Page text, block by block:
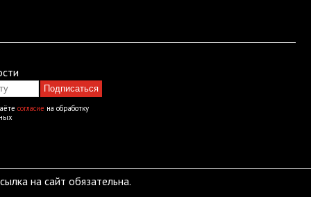
Подписаться
согласие на обработку
на сайт обязательна.